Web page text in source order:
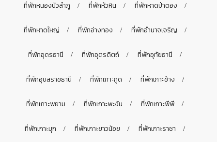
ที่พักหนองบัวลำภู ที่พักหัวหิน ที่พักหาดป่าตอง
ที่พักหาดใหญ่ ที่พักอ่างทอง ที่พักอำนาจเจริญ
ที่พักอุดรธานี ที่พักอุตรดิตถ์ ที่พักอุทัยธานี
ที่พักอุบลราชธานี ที่พักเกาะกูด ที่พักเกาะช้าง
ที่พักเกาะพยาม ที่พักเกาะพะงัน ที่พักเกาะพีพี
ที่พักเกาะมุก ที่พักเกาะยาวน้อย ที่พักเกาะราชา